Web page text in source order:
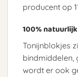
producent op
100% natuurlijk
Tonijnblokjes
bindmiddelen,
wordt er ook